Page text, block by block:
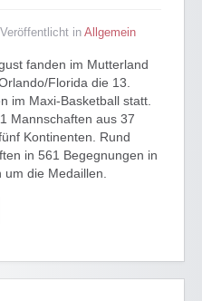
inAllgemein
fanden im Mutterland
Florida die 13.
im Maxi-Basketball statt.
Mannschaften aus 37
Kontinenten. Rund
in 561 Begegnungen in
die Medaillen.